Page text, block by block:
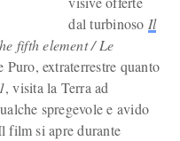
dal turbinoso Il
fifth element / Le
extraterrestre quanto
, visita la Terra ad
spregevole e avido
film si apre durante